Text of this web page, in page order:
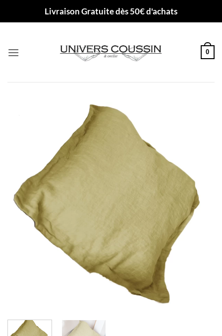
Livraison Gratuite dès 50€ d'achats
0